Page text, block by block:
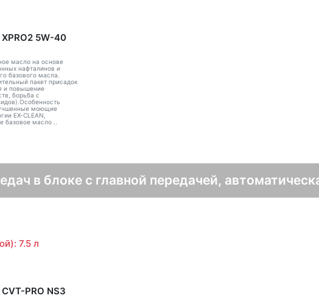
XPRO2 5W-40
масло на основе
нафталинов и
базового масла.
пакет присадок
и повышение
борьба с
моющие
EX-CLEAN,
базовое масло ..
в блоке с главной передачей,
7.5 л
PRO NS3